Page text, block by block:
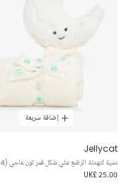
إضافة سريعة
Jellycat
دمية لتهدئة الرضع علي شكل قمر لون عاجي (34 سم)
UK£ 25.00